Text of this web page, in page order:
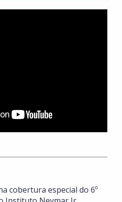
cobertura especial do 6º